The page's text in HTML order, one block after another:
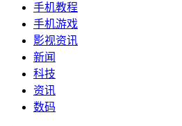
手机教程
手机游戏
影视资讯
新闻
科技
资讯
数码